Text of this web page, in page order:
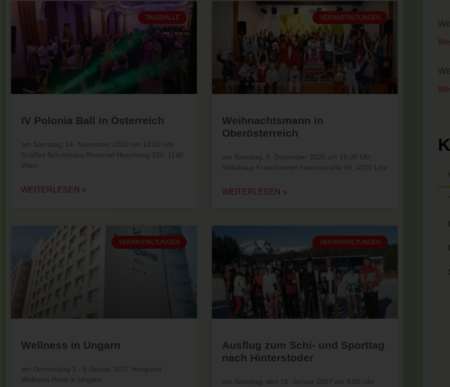
TANZBÄLLE
IV Polonia Ball in Österreich
am Samstag, 14. November 2026 um 18:00 Uhr
Großes Schutzhaus Rosental Heschweg 320, 1140
Wien
WEITERLESEN »
VERANSTALTUNGEN
Weihnachtsmann in
Oberösterreich
am Samstag, 5. Dezember 2026 um 16:00 Uhr
Volkshaus Franckviertel Franckstraße 68, 4020 Linz
WEITERLESEN »
VERANSTALTUNGEN
Wellness in Ungarn
am Donnerstag 2 - 6 Januar 2027 Hunguest
Wellness Hotel in Ungarn
VERANSTALTUNGEN
Ausflug zum Schi- und Sporttag
nach Hinterstoder
am Samstag, den 16. Januar 2027 um 9:00 Uhr